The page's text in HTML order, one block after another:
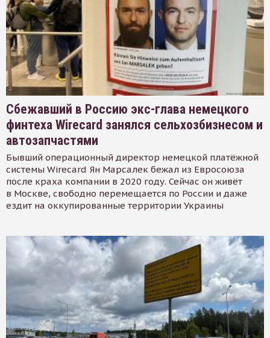
Сбежавший в Россию экс-глава немецкого
финтеха Wirecard занялся сельхозбизнесом и
автозапчастями
Бывший операционный директор немецкой платёжной
системы Wirecard Ян Марсалек бежал из Евросоюза
после краха компании в 2020 году. Сейчас он живёт
в Москве, свободно перемещается по России и даже
ездит на оккупированные территории Украины